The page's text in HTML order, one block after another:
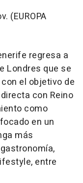
(EUROPA
regresa a
Londres que se
el objetivo de
con Reino
como
en un
más
entre